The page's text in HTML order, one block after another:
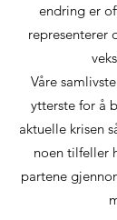
endring er
representerer
Våre
ytterste for å
aktuelle krisen
noen tilfeller
partene